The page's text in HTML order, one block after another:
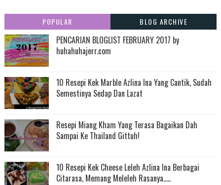
POPULAR BLOG ARCHIVE
PENCARIAN BLOGLIST FEBRUARY 2017 by
huhahuhajerr.com
10 Resepi Kek Marble Azlina Ina Yang Cantik, Sudah
Semestinya Sedap Dan Lazat
Resepi Miang Kham Yang Terasa Bagaikan Dah
Sampai Ke Thailand Gittuh!
10 Resepi Kek Cheese Leleh Azlina Ina Berbagai
Citarasa, Memang Meleleh Rasanya.....